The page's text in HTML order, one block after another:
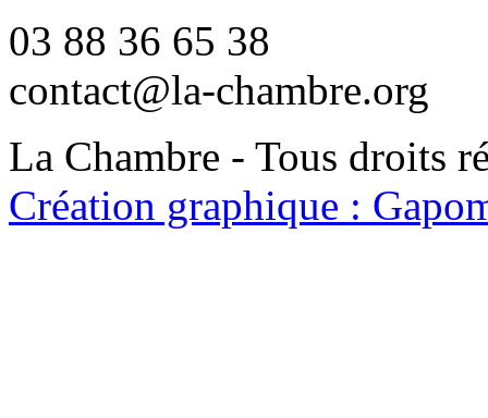
03 88 36 65 38
contact@la-chambre.org
La Chambre - Tous droits
Création graphique :